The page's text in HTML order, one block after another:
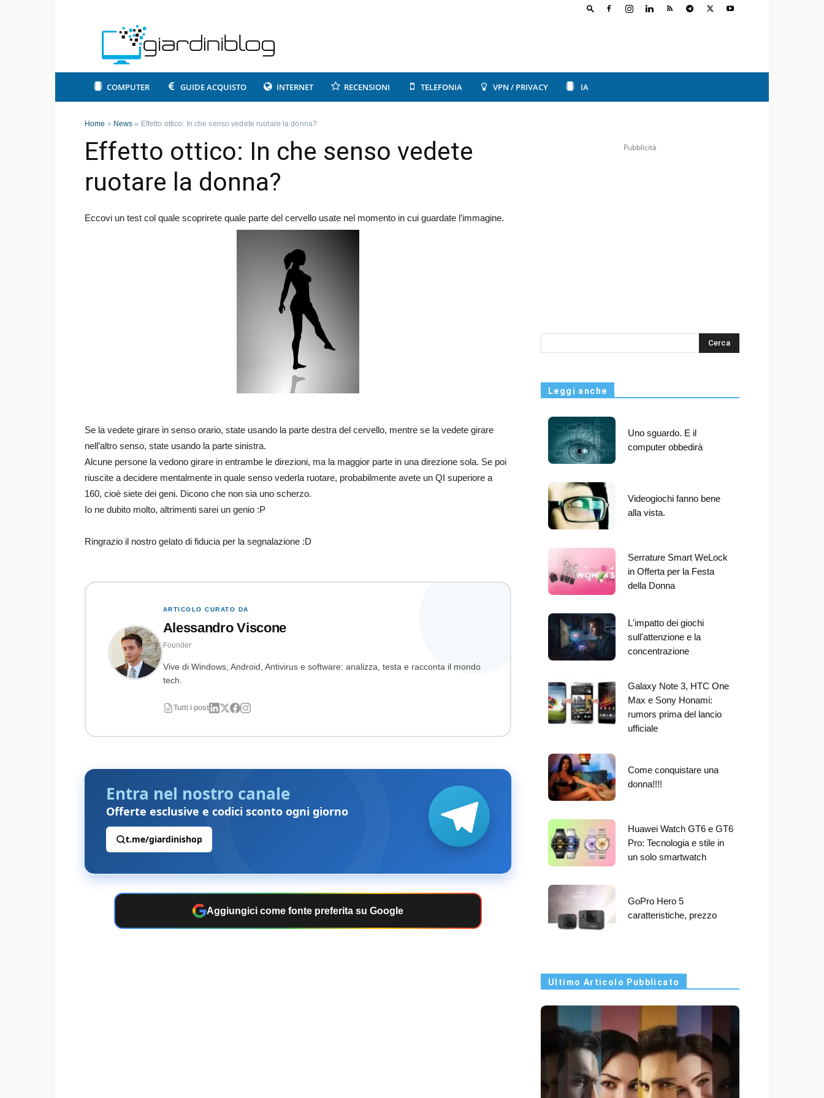
COMPUTER GUIDE ACQUISTO INTERNET RECENSIONI TELEFONIA VPN / PRIVACY IA
Home » News » Effetto ottico: In che senso vedete ruotare la donna?
Effetto ottico: In che senso vedete
ruotare la donna?
Eccovi un test col quale scoprirete quale parte del cervello usate nel momento in cui guardate l’immagine.
Se la vedete girare in senso orario, state usando la parte destra del cervello, mentre se la vedete girare
nell’altro senso, state usando la parte sinistra.
Alcune persone la vedono girare in entrambe le direzioni, ma la maggior parte in una direzione sola. Se poi
riuscite a decidere mentalmente in quale senso vederla ruotare, probabilmente avete un QI superiore a
160, cioè siete dei geni. Dicono che non sia uno scherzo.
Io ne dubito molto, altrimenti sarei un genio :P
Ringrazio il nostro gelato di fiducia per la segnalazione :D
ARTICOLO CURATO DA
Alessandro Viscone
Founder
Vive di Windows, Android, Antivirus e software: analizza, testa e racconta il mondo
tech.
Tutti i post
Entra nel nostro canale
Offerte esclusive e codici sconto ogni giorno
t.me/giardinishop
Aggiungici come fonte preferita su Google
Pubblicità
s
Leggi anche
Uno sguardo. E il
computer obbedirà
Videogiochi fanno bene
alla vista.
Serrature Smart WeLock
in Offerta per la Festa
della Donna
L'impatto dei giochi
sull'attenzione e la
concentrazione
Galaxy Note 3, HTC One
Max e Sony Honami:
rumors prima del lancio
ufficiale
Come conquistare una
donna!!!!
Huawei Watch GT6 e GT6
Pro: Tecnologia e stile in
un solo smartwatch
GoPro Hero 5
caratteristiche, prezzo
Ultimo Articolo Pubblicato